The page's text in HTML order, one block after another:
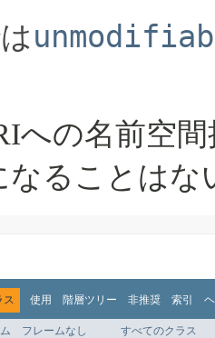
への名前空
なることはな
ス 使用 階層ツリー 非推奨 索引
フレームなし
すべてのクラス